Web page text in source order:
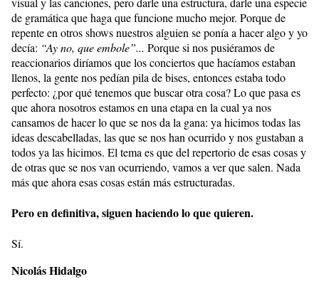
de gramática que haga que funcione mucho mejor. Porque de
repente en otros shows nuestros alguien se ponía a hacer algo y yo
decía: “Ay no, que embole”... Porque si nos pusiéramos de
reaccionarios diríamos que los conciertos que hacíamos estaban
llenos, la gente nos pedían pila de bises, entonces estaba todo
perfecto: ¿por qué tenemos que buscar otra cosa? Lo que pasa es
que ahora nosotros estamos en una etapa en la cual ya nos
cansamos de hacer lo que se nos da la gana: ya hicimos todas las
ideas descabelladas, las que se nos han ocurrido y nos gustaban a
todos ya las hicimos. El tema es que del repertorio de esas cosas y
de otras que se nos van ocurriendo, vamos a ver que salen. Nada
más que ahora esas cosas están más estructuradas.
Pero en definitiva, siguen haciendo lo que quieren.
Sí.
Nicolás Hidalgo